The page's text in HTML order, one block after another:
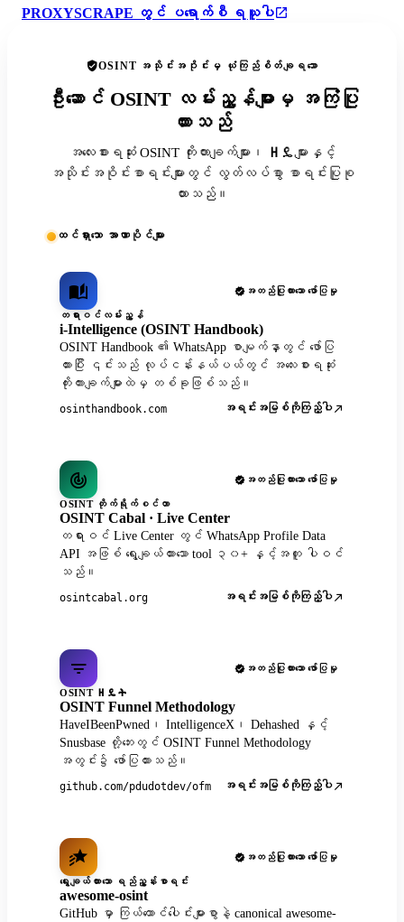
PROXYSCRAPE တွင် ပရောက်စီ ရယူပါ
OSINT အသိုင်းအဝိုင်းမှ ယုံကြည်စိတ်ချရသော
ဦးဆောင် OSINT လမ်းညွှန်များမှ အကြံပြု
ထားသည်
အလေးစားရဆုံး OSINT ကိုးကားချက်များ၊ ዘዴများနှင့်
အသိုင်းအဝိုင်းစာရင်းများတွင် လွတ်လပ်စွာ စာရင်းပြုစု
ထားသည်။
ထင်ရှားသော အာဏာပိုင်များ
အတည်ပြုထားသော ဖော်ပြမှု
တရားဝင်လမ်းညွှန်
i-Intelligence (OSINT Handbook)
OSINT Handbook ၏ WhatsApp စာမျက်နှာတွင် ဖော်ပြ
ထားပြီး ၎င်းသည် လုပ်ငန်းနယ်ပယ်တွင် အလေးစားရဆုံး
ကိုးကားချက်များထဲမှ တစ်ခုဖြစ်သည်။
osinthandbook.com အရင်းအမြစ်ကိုကြည့်ပါ
အတည်ပြုထားသော ဖော်ပြမှု
OSINT တိုက်ရိုက်စင်တာ
OSINT Cabal · Live Center
တရားဝင် Live Center တွင် WhatsApp Profile Data
API အဖြစ် ရွေးချယ်ထားသော tool ၃၀+ နှင့်အတူ ပါဝင်
သည်။
osintcabal.org အရင်းအမြစ်ကိုကြည့်ပါ
အတည်ပြုထားသော ဖော်ပြမှု
OSINT ዘዴት
OSINT Funnel Methodology
HaveIBeenPwned၊ IntelligenceX၊ Dehashed နှင့်
Snusbase တို့ဘေးတွင် OSINT Funnel Methodology
အတွင်း၌ ဖော်ပြထားသည်။
github.com/pdudotdev/ofm အရင်းအမြစ်ကိုကြည့်ပါ
အတည်ပြုထားသော ဖော်ပြမှု
ရွေးချယ်ထားသော ရည်ညွှန်းစာရင်း
awesome-osint
GitHub မှာ ကြယ်ထောင်ပေါင်းများစွာနဲ့ canonical awesome-